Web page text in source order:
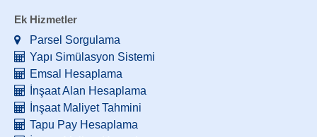
Ek Hizmetler
Parsel Sorgulama
Yapı Simülasyon Sistemi
Emsal Hesaplama
İnşaat Alan Hesaplama
İnşaat Maliyet Tahmini
Tapu Pay Hesaplama